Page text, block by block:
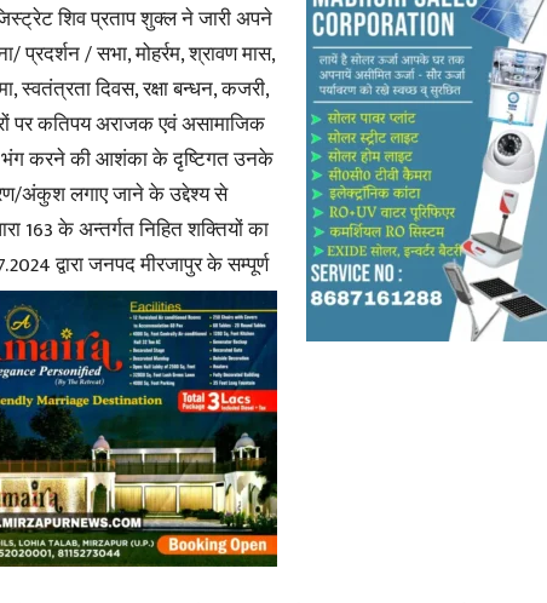
Hindi
News
शिव प्रताप शुक्ल ने जारी अपने
/ सभा, मोहर्रम, श्रावण मास,
स्वतंत्रता दिवस, रक्षा बन्धन, कजरी,
पर कतिपय अराजक एवं असामाजिक
भंग करने की आशंका के दृष्टिगत उनके
अंकुश लगाए जाने के उद्देश्य से
163 के अन्तर्गत निहित शक्तियों का
द्वारा जनपद मीरजापुर के सम्पूर्ण